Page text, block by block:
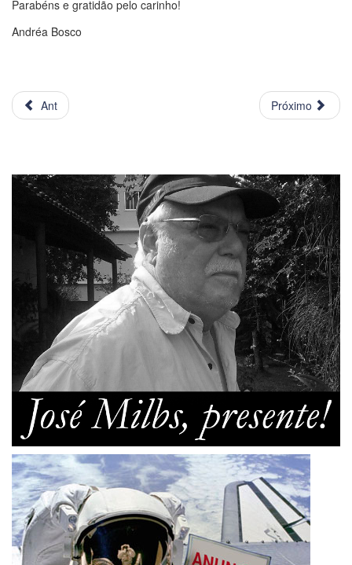
Parabéns e gratidão pelo carinho!
Andréa Bosco
Ant Próximo